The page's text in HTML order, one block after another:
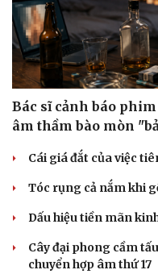
Tư vấn
Săn Tour
check-in
Bác sĩ cảnh báo
âm thầm bào mòn
Cái giá đắt của việc
Tóc rụng cả nắm khi
Dấu hiệu tiền mãn
Cây đại phong cầm
chuyển hợp âm thứ 17